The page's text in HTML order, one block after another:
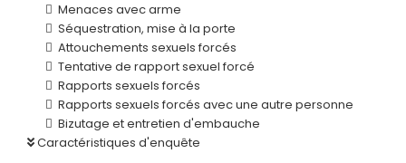
Menaces avec arme
Séquestration, mise à la porte
Attouchements sexuels forcés
Tentative de rapport sexuel forcé
Rapports sexuels forcés
Rapports sexuels forcés avec une autre personne
Bizutage et entretien d'embauche
Caractéristiques d'enquête